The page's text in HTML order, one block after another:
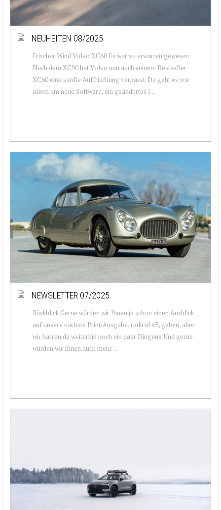
NEUHEITEN 08/2025
Frischer Wind Volvo XC60 Es war zu erwarten gewesen:
Nach dem XC90 hat Volvo nun auch seinem Bestseller
XC60 eine sanfte Auffrischung verpasst. Da geht es vor
allem um neue Software, ein geändertes I...
NEWSLETTER 07/2025
Rückblick Gerne würden wir Ihnen ja schon einen Ausblick
auf unsere nächste Print-Ausgabe, radical #3, geben, aber
wir harren da weiterhin noch ein paar Dingens. Und gerne
würden wir Ihnen auch mehr ...